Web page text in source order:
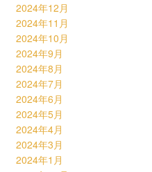
2024年12月
2024年11月
2024年10月
2024年9月
2024年8月
2024年7月
2024年6月
2024年5月
2024年4月
2024年3月
2024年1月